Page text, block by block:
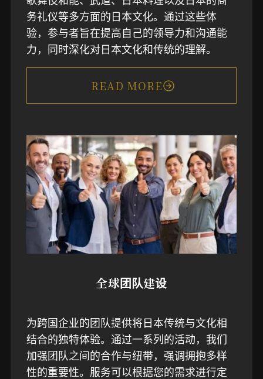
务礼仪等多方面的日本文化。通过这些体
验，参与者旨在提高自己的领导力和沟通能
力，同时深化对日本文化和传统的理解。
READ MORE
全球团队建设
为跨国企业的团队提供将日本传统与文化相
结合的独特体验。通过一系列的活动，我们
加强团队之间的合作与纽带，强调拥抱多样
性的重要性。服务可以根据您的需求进行定